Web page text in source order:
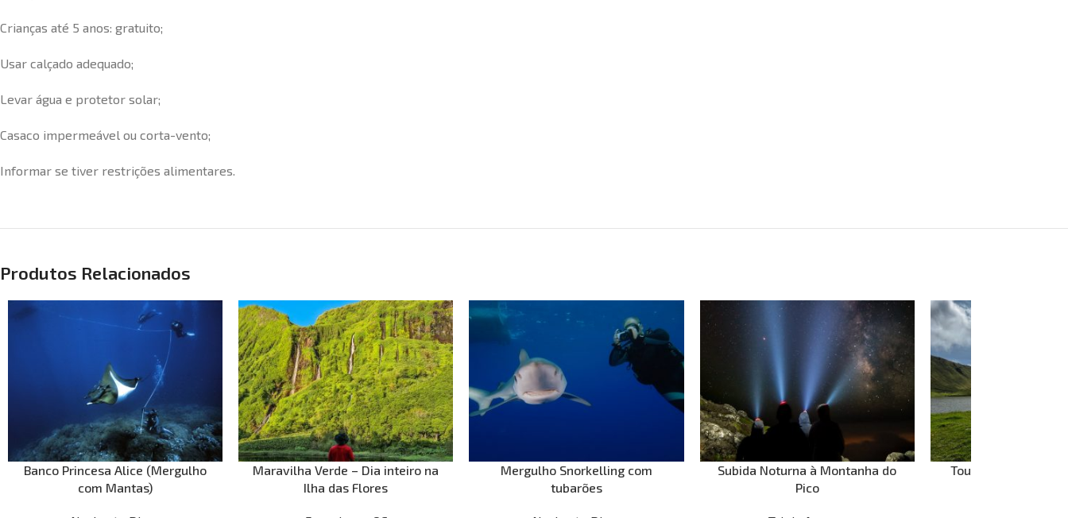
Crianças até 5 anos: gratuito;
Usar calçado adequado;
Levar água e protetor solar;
Casaco impermeável ou corta-vento;
Informar se tiver restrições alimentares.
Produtos Relacionados
Banco Princesa Alice (Mergulho
com Mantas)
Maravilha Verde – Dia inteiro na
Ilha das Flores
Mergulho Snorkelling com
tubarões
Subida Noturna à Montanha do
Pico
Tour completo